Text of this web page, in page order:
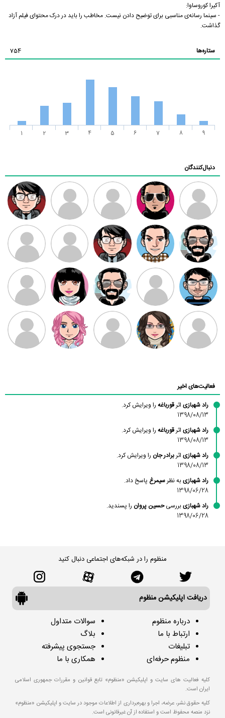
آکیرا کوروساوا:
- سینما رسانه‌ی مناسبی برای توضیح دادن نیست. مخاطب را باید در درک محتوای فیلم آزاد
گذاشت.
ستاره‌ها 754
1 2 3 4 5 6 7 8 9
دنبال‌کنندگان
ممدرضا رضا کاظمی زهرا ~ ابتین
سید محمد
موسوی
مهدی فرهمند مهدی سلطانی داود رضیی
طرفدار میلی
بابی براون
کیوان کیانی
سامان راحمی امیردلتا امیروو ملیکا منتظری عارفه داستانپور
فعالیت‌های اخیر
راد شهبازی اثرقورباغه را ویرایش کرد.
1398/08/13
راد شهبازی اثرقورباغه را ویرایش کرد.
1398/08/13
راد شهبازی اثربرادر جان را ویرایش کرد.
1398/08/13
راد شهبازیبه نظرسیمرغ پاسخ داد.
1398/06/28
راد شهبازیبررسیحسین پروان را پسندید.
1398/06/28
منظوم را در شبکه‌های اجتماعی دنبال کنید
دریافت اپلیکیشن منظوم
درباره منظوم
ارتباط با ما
تبلیغات
منظوم حرفه‌ای
سوالات متداول
بلاگ
جستجوی پیشرفته
همکاری با ما
کلیه فعالیت های سایت و اپلیکیشن «منظوم» تابع قوانین و مقررات جمهوری اسلامی
ایران است.
کلیه حقوق نشر، عرضه، اجرا و بهره‌برداری از اطلاعات موجود در سایت و اپلیکیشن «منظوم»
نزد منصه محفوظ است و استفاده از آن غیرقانونی است.